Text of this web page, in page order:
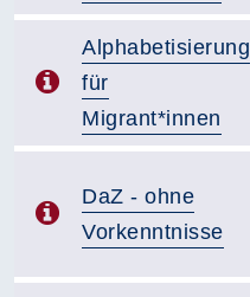
Alphabetisierung
für
Migrant*innen
DaZ - ohne
Vorkenntnisse